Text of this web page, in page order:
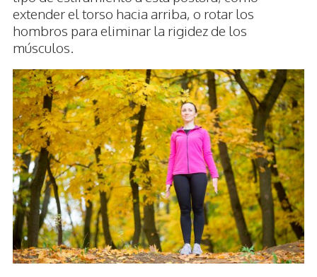
extender el torso hacia arriba, o rotar los
hombros para eliminar la rigidez de los
músculos.